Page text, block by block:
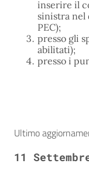
inserire il
sinistra nel
PEC);
presso gli
abilitati);
presso i
Ultimo
11